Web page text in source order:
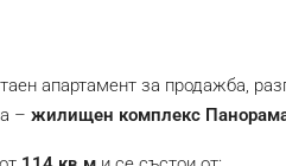
апартамент за продажба,
– жилищен комплекс